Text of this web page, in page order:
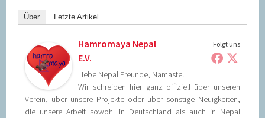
Über Letzte Artikel
Folgt uns
Hamromaya Nepal
E.V.
Liebe Nepal Freunde, Namaste!
Wir schreiben hier ganz offiziell über unseren
Verein, über unsere Projekte oder über sonstige Neuigkeiten,
die unsere Arbeit sowohl in Deutschland als auch in Nepal